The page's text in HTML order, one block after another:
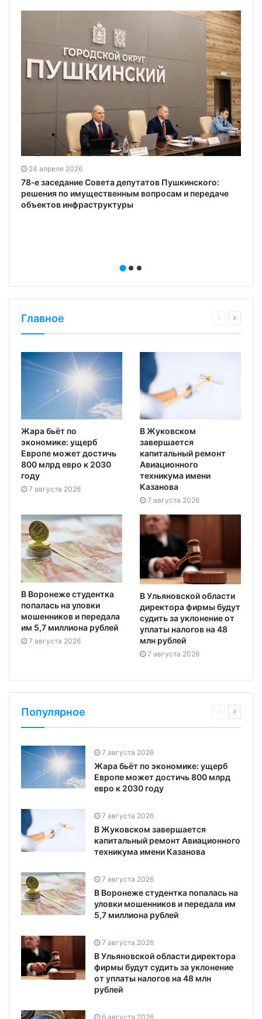
24 апреля 2026
78‐е заседание Совета депутатов Пушкинского:
решения по имущественным вопросам и передаче
объектов инфраструктуры
Главное
Жара бьёт по
экономике: ущерб
Европе может достичь
800 млрд евро к 2030
году
7 августа 2026
В Жуковском
завершается
капитальный ремонт
Авиационного
техникума имени
Казанова
7 августа 2026
В Воронеже студентка
попалась на уловки
мошенников и передала
им 5,7 миллиона рублей
7 августа 2026
В Ульяновской области
директора фирмы будут
судить за уклонение от
уплаты налогов на 48
млн рублей
7 августа 2026
Популярное
7 августа 2026
Жара бьёт по экономике: ущерб
Европе может достичь 800 млрд
евро к 2030 году
7 августа 2026
В Жуковском завершается
капитальный ремонт Авиационного
техникума имени Казанова
7 августа 2026
В Воронеже студентка попалась на
уловки мошенников и передала им
5,7 миллиона рублей
7 августа 2026
В Ульяновской области директора
фирмы будут судить за уклонение
от уплаты налогов на 48 млн
рублей
6 августа 2026